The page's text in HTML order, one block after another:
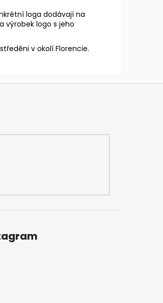
loga dodávají na
výrobek logo s jeho
v okolí Florencie.